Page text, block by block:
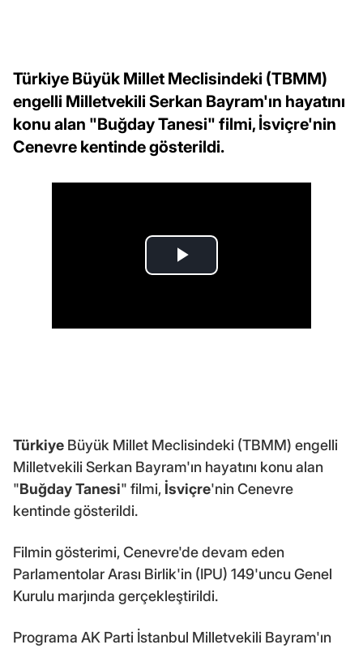
Türkiye Büyük Millet Meclisindeki (TBMM)
engelli Milletvekili Serkan Bayram'ın hayatını
konu alan "Buğday Tanesi" filmi, İsviçre'nin
Cenevre kentinde gösterildi.
Türkiye Büyük Millet Meclisindeki (TBMM) engelli
Milletvekili Serkan Bayram'ın hayatını konu alan
"Buğday Tanesi" filmi, İsviçre'nin Cenevre
kentinde gösterildi.
Filmin gösterimi, Cenevre'de devam eden
Parlamentolar Arası Birlik'in (IPU) 149'uncu Genel
Kurulu marjında gerçekleştirildi.
Programa AK Parti İstanbul Milletvekili Bayram'ın